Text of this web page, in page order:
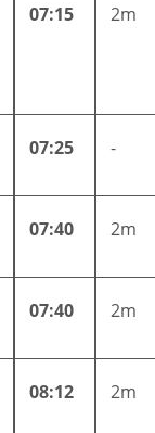
07:15 2m
07:25 -
07:40 2m
07:40 2m
08:12 2m